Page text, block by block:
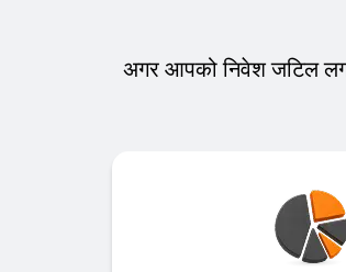
अगर आपको निवेश जटिल